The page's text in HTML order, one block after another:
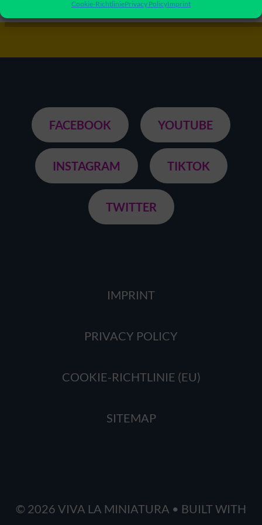
Cookie-RichtliniePrivacy PolicyImprint
FACEBOOK YOUTUBE
INSTAGRAM TIKTOK
TWITTER
IMPRINT
PRIVACY POLICY
COOKIE-RICHTLINIE (EU)
SITEMAP
© 2026 VIVA LA MINIATURA • BUILT WITH